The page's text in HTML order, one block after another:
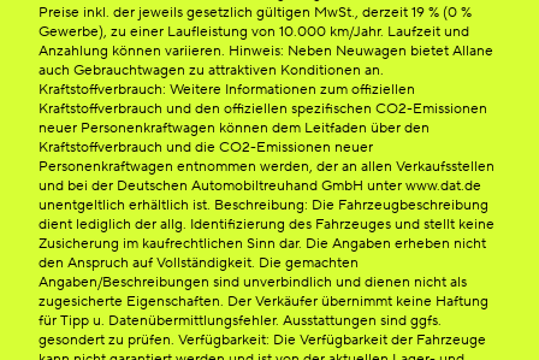
Preise inkl. der jeweils gesetzlich gültigen MwSt., derzeit 19 % (0 %
Gewerbe), zu einer Laufleistung von 10.000 km/Jahr. Laufzeit und
Anzahlung können variieren. Hinweis: Neben Neuwagen bietet Allane
auch Gebrauchtwagen zu attraktiven Konditionen an.
Kraftstoffverbrauch: Weitere Informationen zum offiziellen
Kraftstoffverbrauch und den offiziellen spezifischen CO2-Emissionen
neuer Personenkraftwagen können dem Leitfaden über den
Kraftstoffverbrauch und die CO2-Emissionen neuer
Personenkraftwagen entnommen werden, der an allen Verkaufsstellen
und bei der Deutschen Automobiltreuhand GmbH unter www.dat.de
unentgeltlich erhältlich ist. Beschreibung: Die Fahrzeugbeschreibung
dient lediglich der allg. Identifizierung des Fahrzeuges und stellt keine
Zusicherung im kaufrechtlichen Sinn dar. Die Angaben erheben nicht
den Anspruch auf Vollständigkeit. Die gemachten
Angaben/Beschreibungen sind unverbindlich und dienen nicht als
zugesicherte Eigenschaften. Der Verkäufer übernimmt keine Haftung
für Tipp u. Datenübermittlungsfehler. Ausstattungen sind ggfs.
gesondert zu prüfen. Verfügbarkeit: Die Verfügbarkeit der Fahrzeuge